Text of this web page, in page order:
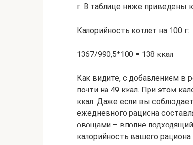
г. В таблице ниже приведены
Калорийность котлет на 100 г:
1367/990,5*100 = 138 ккал
Как видите, с добавлением в
почти на 49 ккал. При этом
ккал. Даже если вы
ежедневного рациона
овощами – вполне
калорийность вашего